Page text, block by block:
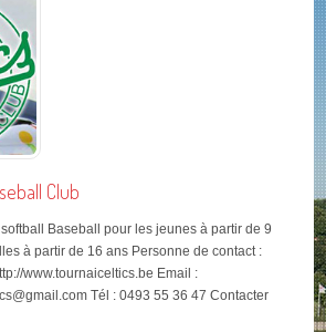
Club
Baseball pour les jeunes à partir de 9
à partir de 16 ans Personne de contact :
www.tournaiceltics.be Email :
Tél : 0493 55 36 47 Contacter